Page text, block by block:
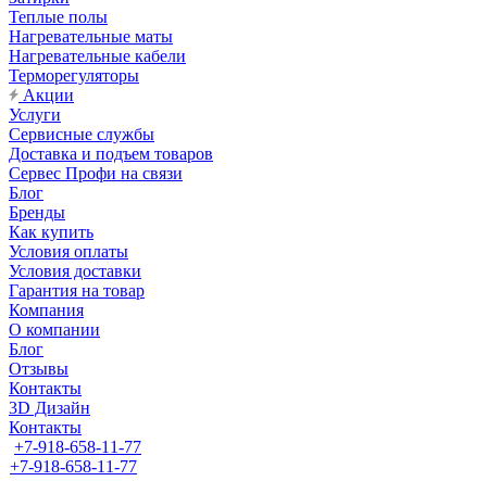
Теплые полы
Нагревательные маты
Нагревательные кабели
Терморегуляторы
Акции
Услуги
Сервисные службы
Доставка и подъем товаров
Сервес Профи на связи
Блог
Бренды
Как купить
Условия оплаты
Условия доставки
Гарантия на товар
Компания
О компании
Блог
Отзывы
Контакты
3D Дизайн
Контакты
+7-918-658-11-77
+7-918-658-11-77